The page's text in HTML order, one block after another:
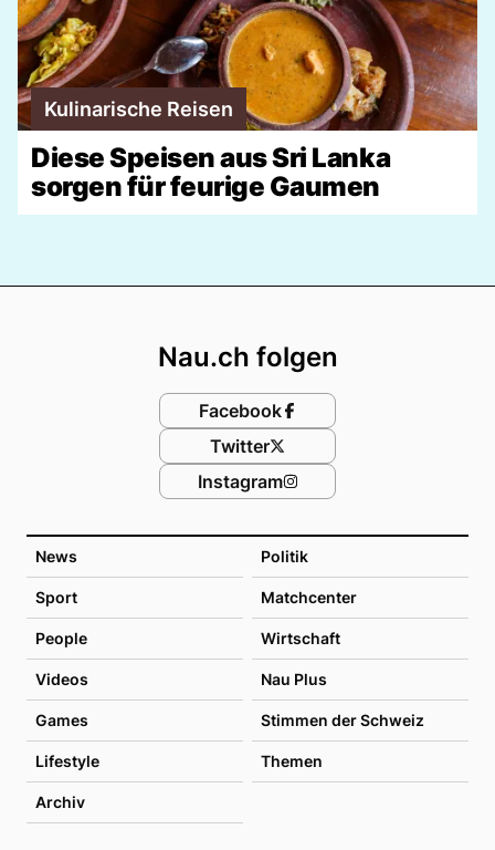
Kulinarische Reisen
Diese Speisen aus Sri Lanka
sorgen für feurige Gaumen
News Politik
Sport Matchcenter
People Wirtschaft
Videos Nau Plus
Games Stimmen der Schweiz
Lifestyle Themen
Archiv
Nau.ch folgen
Facebook
Twitter
Instagram